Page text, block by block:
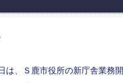
は、Ｓ鹿市役所の新庁舎業務開